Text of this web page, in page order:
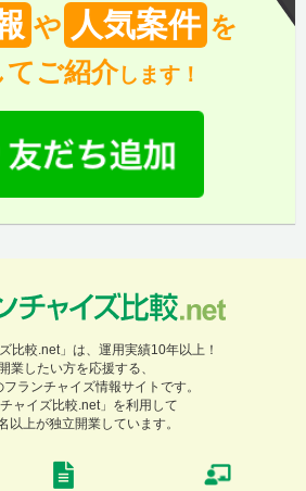
や 人気案件 を
てご紹介します！
比較.net」は、運用実績10年以上！
業したい方を応援する、
ランチャイズ情報サイトです。
チャイズ比較.net」を利用して
以上が独立開業しています。